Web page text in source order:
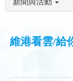
維港看雲/給